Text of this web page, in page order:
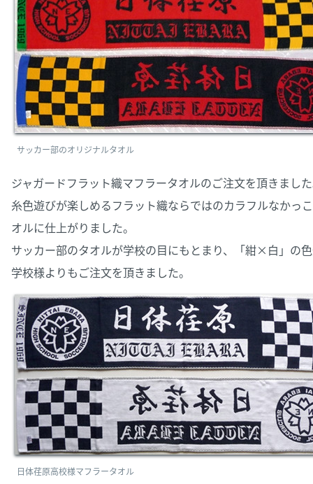
サッカー部のオリジナルタオル
ジャガードフラット織マフラータオルのご注文を頂きまし
糸色遊びが楽しめるフラット織ならではのカラフルなかっ
オルに仕上がりました。
サッカー部のタオルが学校の目にもとまり、「紺×白」の
学校様よりもご注文を頂きました。
日体荏原高校様マフラータオル